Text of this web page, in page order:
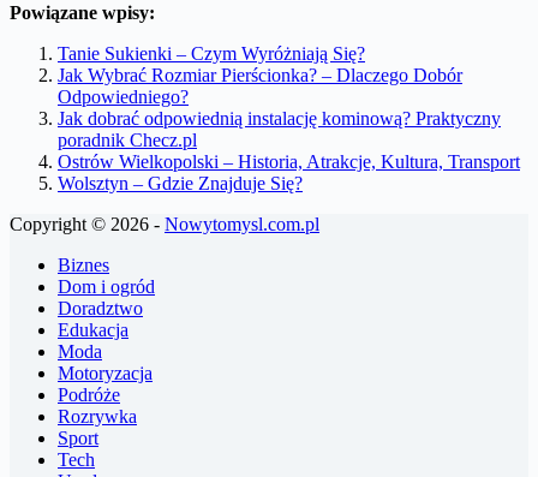
Powiązane wpisy:
Tanie Sukienki – Czym Wyróżniają Się?
Jak Wybrać Rozmiar Pierścionka? – Dlaczego Dobór
Odpowiedniego?
Jak dobrać odpowiednią instalację kominową? Praktyczny
poradnik Checz.pl
Ostrów Wielkopolski – Historia, Atrakcje, Kultura, Transport
Wolsztyn – Gdzie Znajduje Się?
Copyright © 2026 - Nowytomysl.com.pl
Biznes
Dom i ogród
Doradztwo
Edukacja
Moda
Motoryzacja
Podróże
Rozrywka
Sport
Tech